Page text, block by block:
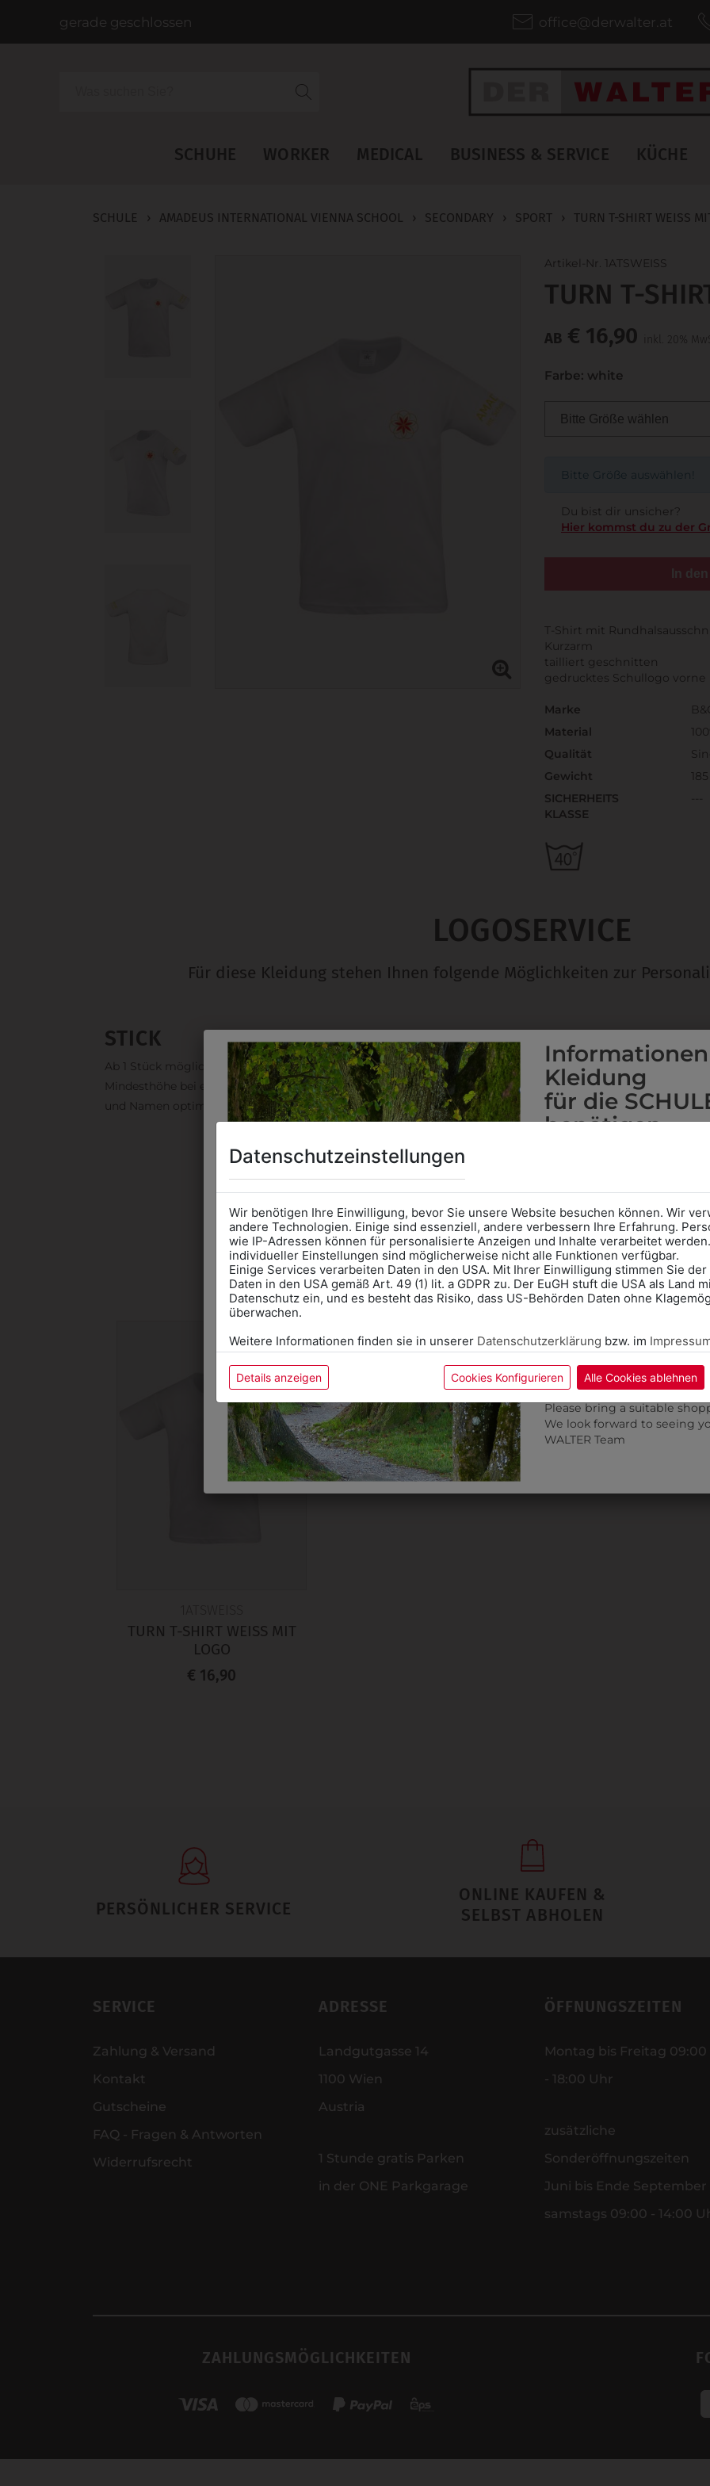
gerade geschlossen office@derwalter.at
SCHUHE WORKER MEDICAL BUSINESS & SERVICE KÜCHE
SCHULE › AMADEUS INTERNATIONAL VIENNA SCHOOL › SECONDARY › SPORT › TURN T-SHIRT WEISS MIT
Artikel-Nr. 1ATSWEISS
TURN T-
AB € 16,90 inkl. 20%
Farbe: white
Bitte Größe auswählen!
Du bist dir unsicher?
Hier kommst du zu der
In
T-Shirt mit
Kurzarm
tailliert geschnitten
gedrucktes Schullogo
Marke
Material
Qualität
Gewicht
SICHERHEITS
KLASSE
LOGOSERVICE
Für diese Kleidung stehen Ihnen folgende Möglichkeiten zur
STICK
Ab 1 Stück möglich in vielen Farben. 5mm ist
Mindesthöhe bei einem Schriftzug. Für Logos
und Namen optimal. Waschbar bis zu 95°C.
EMBLEM
Kann gestickt oder bedruckt werden. Sehr
vielseitig einsetzbar und beim Sticken wieder ab
1 Stück möglich.
DAS KÖNNTE IHNEN AUCH
ZULETZT ANGESEHEN
TURN T-SHIRT WEISS MIT L
OGO
€ 16,90
PERSÖNLICHER SERVICE
ONLINE KAUFEN &
SELBST ABHOLEN
SERVICE
Zahlung & Versand
Kontakt
Gutscheine
FAQ - Fragen & Antworten
Widerrufsrecht
ADRESSE
Landgutgasse 14
1100 Wien
Austria
1 Stunde gratis Parken
in der ONE Parkgarage
ÖFFNUNGSZEITEN
Montag bis Freitag 09:00
- 18:00 Uhr
zusätzliche
Sonderöffnungszeiten
Juni bis Ende September
samstags 09:00 - 14:00
ZAHLUNGSMÖGLICHKEITEN
Datenschutzeinstellungen
Wir benötigen Ihre Einwilligung, bevor Sie unsere Website besuchen können. Wir
andere Technologien. Einige sind essenziell, andere verbessern Ihre Erfahrung.
wie IP-Adressen können für personalisierte Anzeigen und Inhalte verarbeitet
individueller Einstellungen sind möglicherweise nicht alle Funktionen verfügbar.
Einige Services verarbeiten Daten in den USA. Mit Ihrer Einwilligung stimmen Sie
Daten in den USA gemäß Art. 49 (1) lit. a GDPR zu. Der EuGH stuft die USA als Land
Datenschutz ein, und es besteht das Risiko, dass US-Behörden Daten ohne
überwachen.
Weitere Informationen finden sie in unserer Datenschutzerklärung bzw. im
Details anzeigen Cookies Konfigurieren Alle Cookies ablehnen
Kleidung
für die
benötigen
AnprobeVorort im
das Kalendersymbol.
Ohne Termin kann es zu
Bitte nehmen Sie eine
für Ihren Einkauf mit.
Wir freuen uns - Das
correct school.
calendar icon.
Without an appointment,
Please bring a suitable
We look forward to seeing
WALTER Team